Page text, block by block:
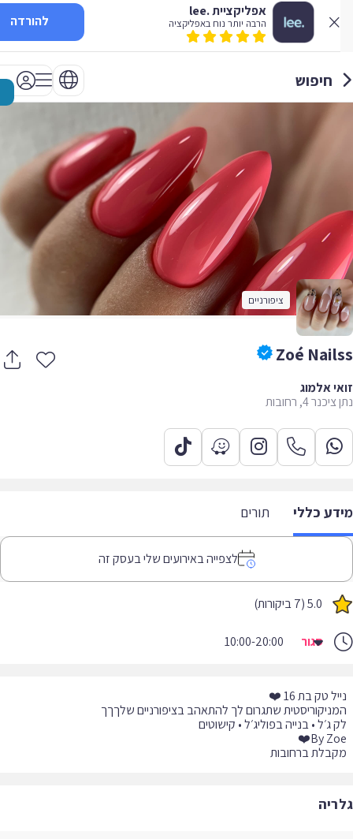
אפליקציית .lee
הרבה יותר נוח באפליקציה להורדה
חיפוש
ציפורניים
Zoé
אלמוג
4, רחובות
כללי תורים
לצפייה באירועים שלי בעסק זה
5.0 (7 ביקורות)
סגור 10:00-20:00
ברחובות